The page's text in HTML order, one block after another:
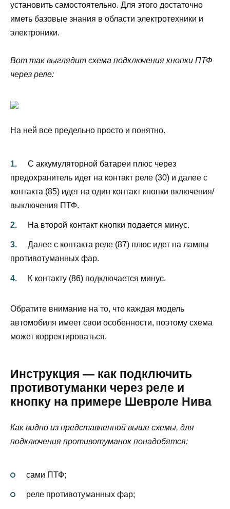
установить самостоятельно. Для этого достаточно
иметь базовые знания в области электротехники и
электроники.
Вот так выглядит схема подключения кнопки ПТФ
через реле:
На ней все предельно просто и понятно.
С аккумуляторной батареи плюс через
предохранитель идет на контакт реле (30) и далее с
контакта (85) идет на один контакт кнопки включения/
выключения ПТФ.
На второй контакт кнопки подается минус.
Далее с контакта реле (87) плюс идет на лампы
противотуманных фар.
К контакту (86) подключается минус.
Обратите внимание на то, что каждая модель
автомобиля имеет свои особенности, поэтому схема
может корректироваться.
Инструкция — как подключить
противотуманки через реле и
кнопку на примере Шевроле Нива
Как видно из представленной выше схемы, для
подключения противотуманок понадобятся:
сами ПТФ;
реле противотуманных фар;